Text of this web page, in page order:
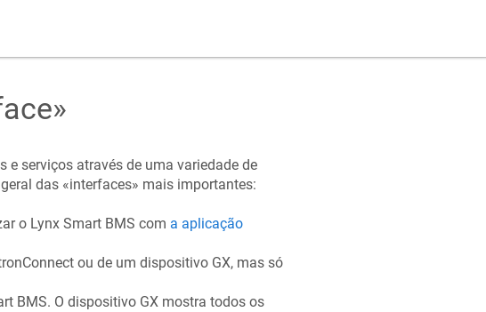
serviços através de uma variedade de
das «interfaces» mais importantes:
o Lynx Smart BMS com a aplicação
ou de um dispositivo GX, mas só
BMS. O dispositivo GX mostra todos os